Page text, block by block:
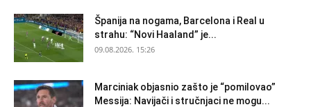
Španija na nogama, Barcelona i Real u
strahu: “Novi Haaland” je...
09.08.2026. 15:26
Marciniak objasnio zašto je “pomilovao”
Messija: Navijači i stručnjaci ne mogu...